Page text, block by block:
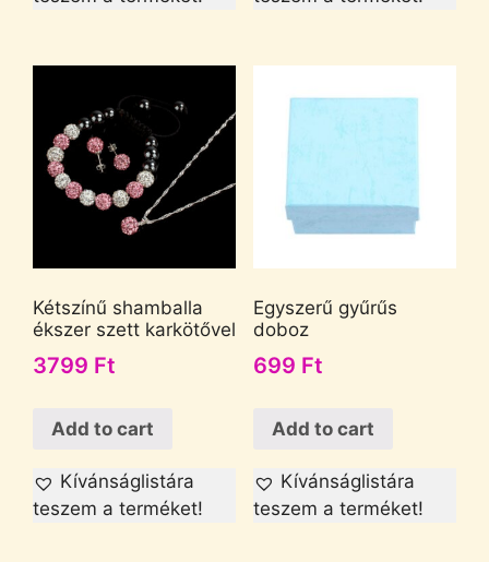
Kétszínű shamballa
ékszer szett karkötővel
3799 Ft
Add to cart
Kívánságlistára
teszem a terméket!
Egyszerű gyűrűs
doboz
699 Ft
Add to cart
Kívánságlistára
teszem a terméket!